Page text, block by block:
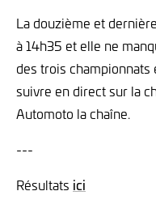
La douzième et
à 14h35 et elle ne
des trois
suivre en direct sur la
Automoto la chaîne.
---
Résultats ici